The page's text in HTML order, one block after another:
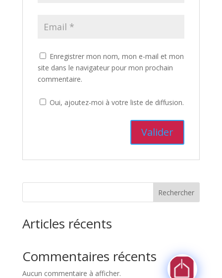
Enregistrer mon nom, mon e-mail et mon
site dans le navigateur pour mon prochain
commentaire.
Oui, ajoutez-moi à votre liste de diffusion.
Rechercher
Articles récents
Commentaires récents
Aucun commentaire à afficher.